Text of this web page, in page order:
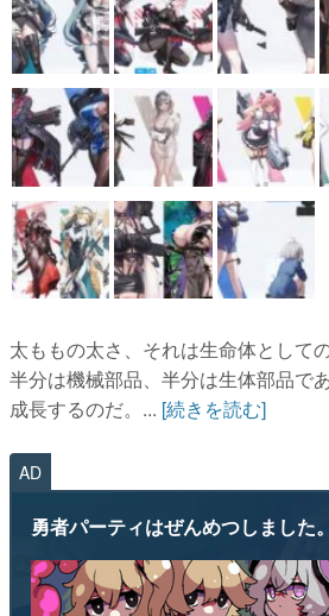
太ももの太さ、それは生命体として
半分は機械部品、半分は生体部品で
成長するのだ。... [続きを読む]
AD
勇者パーティはぜんめつしました。